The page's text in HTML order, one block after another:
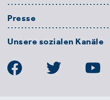
Presse
Unsere sozialen Kanäle